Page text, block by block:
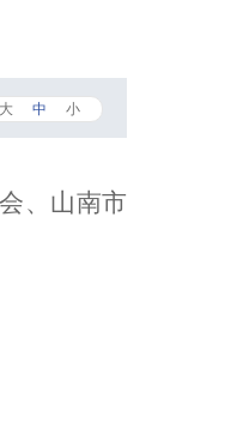
大 中 小
、山南市